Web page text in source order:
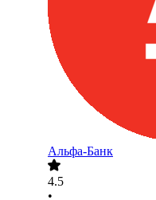
Альфа-Банк
4.5
•